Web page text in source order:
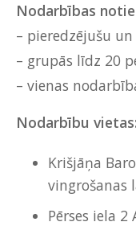
Nodarbības
– pieredzējušu
– grupās līdz 20
– vienas
Nodarbību vietas:
Krišjāņa
vingrošanas